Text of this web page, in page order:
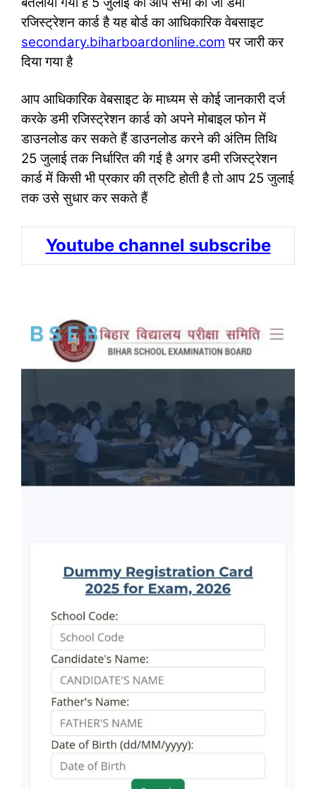
रजिस्ट्रेशन कार्ड है यह बोर्ड का आधिकारिक वेबसाइट
secondary.biharboardonline.com पर जारी कर
दिया गया है
आप आधिकारिक वेबसाइट के माध्यम से कोई जानकारी दर्ज
करके डमी रजिस्ट्रेशन कार्ड को अपने मोबाइल फोन में
डाउनलोड कर सकते हैं डाउनलोड करने की अंतिम तिथि
25 जुलाई तक निर्धारित की गई है अगर डमी रजिस्ट्रेशन
कार्ड में किसी भी प्रकार की त्रुटि होती है तो आप 25 जुलाई
तक उसे सुधार कर सकते हैं
Youtube channel subscribe